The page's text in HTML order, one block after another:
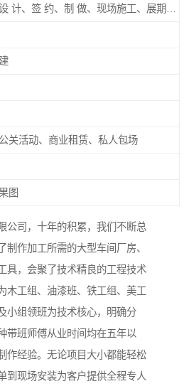
关活动、商业租赁、私人包场
图
公司，十年的积累，我们不断总
制作加工所需的大型车间厂房、
具，会聚了技术精良的工程技术
木工组、油漆班、铁工组、美工
小组领班为技术核心，明确分
带班师傅从业时间均在五年以
作经验。无论项目大小都能轻松
到现场安装为客户提供全程专人